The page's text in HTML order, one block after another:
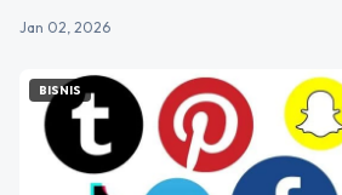
Jan 02, 2026
BISNIS